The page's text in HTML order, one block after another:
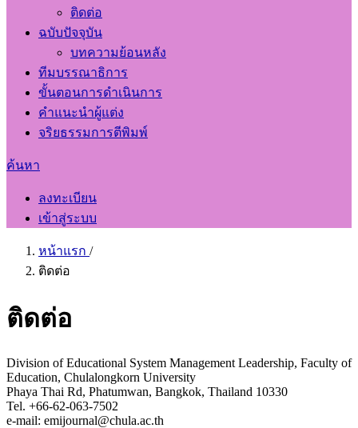
ติดต่อ
ฉบับปัจจุบัน
บทความย้อนหลัง
ทีมบรรณาธิการ
ขั้นตอนการดำเนินการ
คำแนะนำผู้แต่ง
จริยธรรมการตีพิมพ์
ค้นหา
ลงทะเบียน
เข้าสู่ระบบ
หน้าแรก /
ติดต่อ
ติดต่อ
Division of Educational System Management Leadership, Faculty of
Education, Chulalongkorn University
Phaya Thai Rd, Phatumwan, Bangkok, Thailand 10330
Tel. +66-62-063-7502
e-mail: emijournal@chula.ac.th